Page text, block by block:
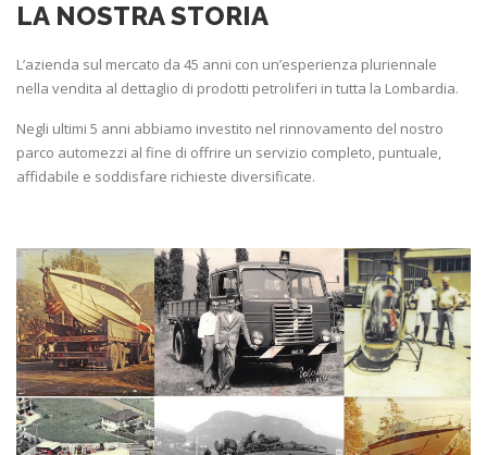
LA NOSTRA STORIA
L’azienda sul mercato da 45 anni con un’esperienza pluriennale
nella vendita al dettaglio di prodotti petroliferi in tutta la Lombardia.
Negli ultimi 5 anni abbiamo investito nel rinnovamento del nostro
parco automezzi al fine di offrire un servizio completo, puntuale,
affidabile e soddisfare richieste diversificate.